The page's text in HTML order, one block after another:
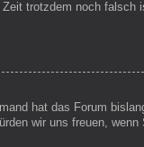
trotzdem noch
hat das Forum
wir uns freuen,